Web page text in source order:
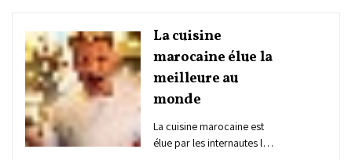
La cuisine
marocaine élue la
meilleure au
monde
La cuisine marocaine est
élue par les internautes la